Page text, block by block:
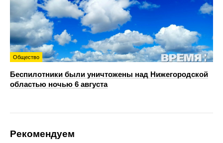
Общество
Беспилотники были уничтожены над Нижегородской
областью ночью 6 августа
Рекомендуем